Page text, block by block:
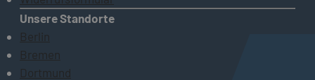
Unsere Standorte
Berlin
Bremen
Dortmund